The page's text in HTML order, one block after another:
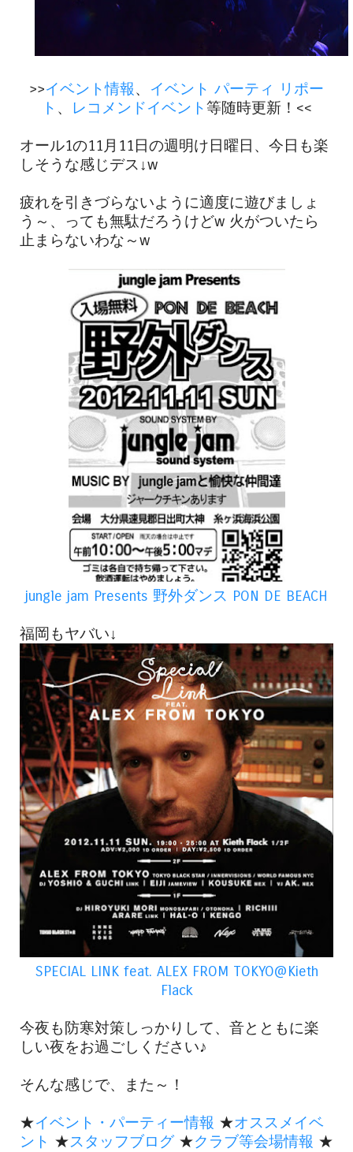
>>イベント情報、 イベント パーティ リポー
ト 、 レコメンドイベント等随時更新！<<
オール1の11月11日の週明け日曜日、今日も楽
しそうな感じデス↓w
疲れを引きづらないように適度に遊びましょ
う～、っても無駄だろうけどw 火がついたら
止まらないわな～w
jungle jam Presents 野外ダンス PON DE BEACH
福岡もヤバい↓
SPECIAL LINK feat. ALEX FROM TOKYO@Kieth
Flack
今夜も防寒対策しっかりして、音とともに楽
しい夜をお過ごしください♪
そんな感じで、また～！
★イベント・パーティー情報 ★オススメイベ
ント ★スタッフブログ ★クラブ等会場情報 ★